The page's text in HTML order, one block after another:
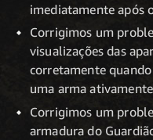
imediatamente após
Corrigimos um
visualizações das
corretamente
uma arma
Corrigimos um
armadura do